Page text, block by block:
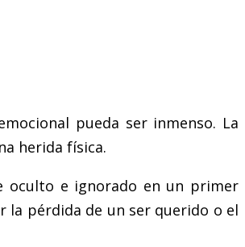
pueda ser inmenso. La
herida física.
oculto e ignorado en un primer
la pérdida de un ser querido o el